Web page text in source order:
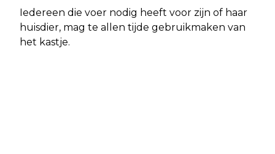
Iedereen die voer nodig heeft voor zijn of haar
huisdier, mag te allen tijde gebruikmaken van
het kastje.